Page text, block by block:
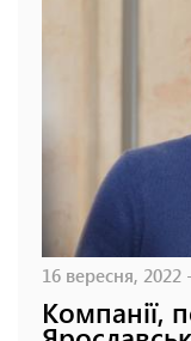
16 вересня, 2022
Компанії,